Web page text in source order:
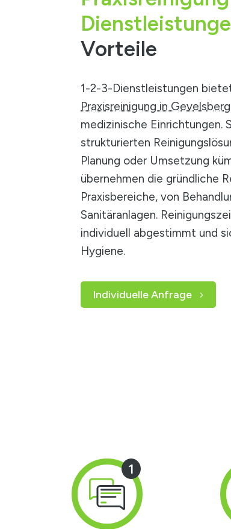
Vorteile
1-2-3-Dienstleistungen
Praxisreinigung in Gevelsberg
medizinische Einrichtungen.
strukturierten
Planung oder Umsetzung
übernehmen die gründliche
Praxisbereiche, von
Sanitäranlagen.
individuell abgestimmt und
Hygiene.
Individuelle Anfrage
1